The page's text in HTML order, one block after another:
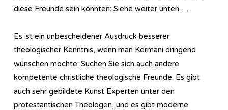
diese Freunde sein könnten: Siehe weiter unten….
Es ist ein unbescheidener Ausdruck besserer
theologischer Kenntnis, wenn man Kermani dringend
wünschen möchte: Suchen Sie sich auch andere
kompetente christliche theologische Freunde. Es gibt
auch sehr gebildete Kunst Experten unter den
protestantischen Theologen, und es gibt moderne